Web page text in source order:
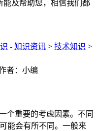
能及帮助您，相信我们都
- 知识资讯 > 技术知识 >
者：小编
个重要的考虑因素。不同
能会有所不同。一般来